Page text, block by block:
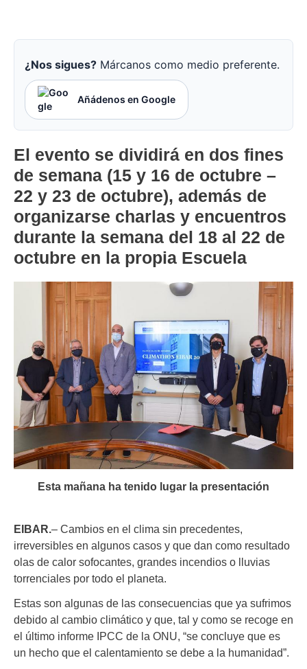
¿Nos sigues? Márcanos como medio preferente.
Añádenos en Google
El evento se dividirá en dos fines
de semana (15 y 16 de octubre –
22 y 23 de octubre), además de
organizarse charlas y encuentros
durante la semana del 18 al 22 de
octubre en la propia Escuela
Esta mañana ha tenido lugar la presentación
EIBAR.– Cambios en el clima sin precedentes,
irreversibles en algunos casos y que dan como resultado
olas de calor sofocantes, grandes incendios o lluvias
torrenciales por todo el planeta.
Estas son algunas de las consecuencias que ya sufrimos
debido al cambio climático y que, tal y como se recoge en
el último informe IPCC de la ONU, “se concluye que es
un hecho que el calentamiento se debe a la humanidad”.